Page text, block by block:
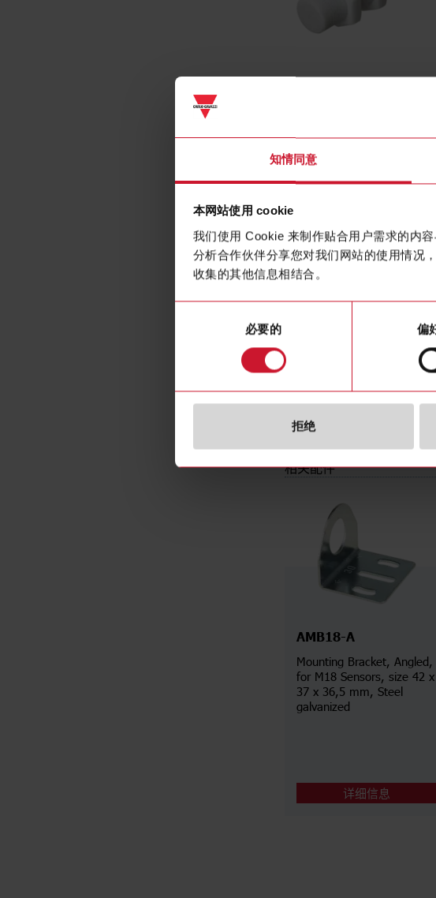
知情同意
本网站使用 cookie
我们使用 Cookie 来制作贴合用户需求的内
分析合作伙伴分享您对我们网站的使用情况
收集的其他信息相结合。
必要的 偏
拒绝
规格
for sensor
Type of switching output
Type of switch function
Type of electric connection
Construction type housing
Degree of protection (IP)
相关配件
AMB18-A
Mounting Bracket, Angled,
for M18 Sensors, size 42 x
37 x 36,5 mm, Steel
galvanized
详细信息